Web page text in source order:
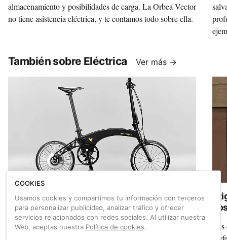
almacenamiento y posibilidades de carga. La Orbea Vector
no tiene asistencia eléctrica, y te contamos todo sobre ella.
También sobre Eléctrica Ver más →
Hummingbird lanza una bicicleta eléctrica
plegable de apenas diez kilos
Con un peso de sólo 10,3 kilos, el fabricante británico
COOKIES
Usamos cookies y compartimos tu información con terceros
para personalizar publicidad, analizar tráfico y ofrecer
servicios relacionados con redes sociales. Al utilizar nuestra
Web, aceptas nuestra Política de cookies.